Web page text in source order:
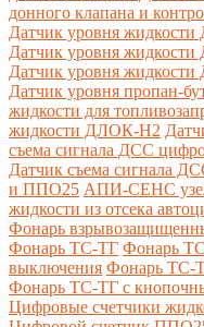
донного клапана и
Датчик уровня
Датчик уровня
Датчик уровня
Датчик уровня пропан-
жидкости для
жидкости ДЛОК-Н2
съема сигнала ДСС
Датчик съема сигнала
и ППО25 АПИ-СЕНС узел
жидкости из отсека
Фонарь
Фонарь ТС-ТГ Фонарь
выключения Фонарь ТС-
Фонарь ТС-ТГ с
Цифровые счетчики